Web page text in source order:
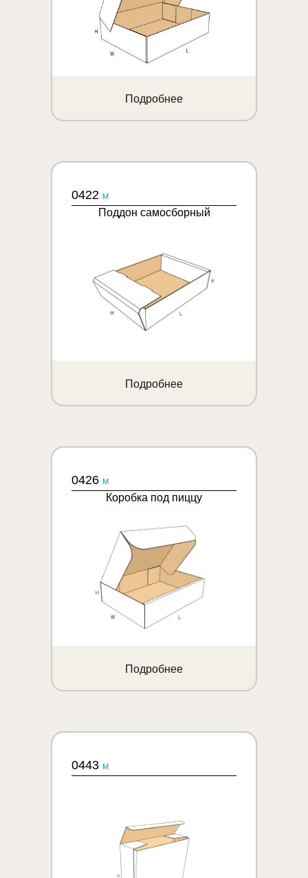
Подробнее
0422 M
Поддон самосборный
Подробнее
0426 M
Коробка под пиццу
Подробнее
0443 M